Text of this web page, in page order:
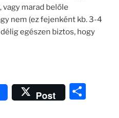
marad belőle
nem (ez fejenként kb. 3-4
egészen biztos, hogy
Post